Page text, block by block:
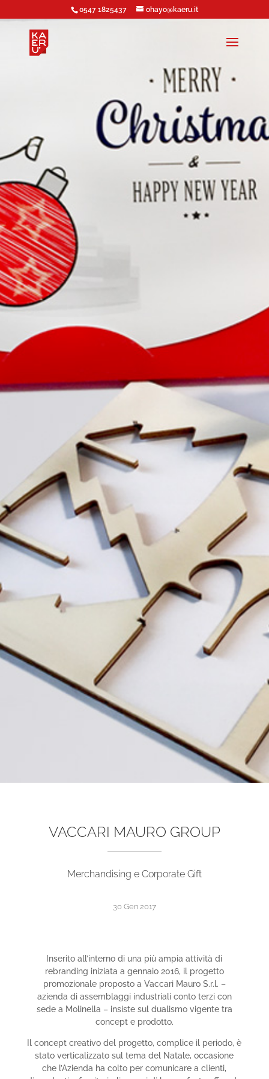
0547 1825437 ohayo@kaeru.it
VACCARI MAURO GROUP
Merchandising e Corporate Gift
30 Gen 2017
Inserito all’interno di una più ampia attività di
rebranding iniziata a gennaio 2016, il progetto
promozionale proposto a Vaccari Mauro S.r.l. –
azienda di assemblaggi industriali conto terzi con
sede a Molinella – insiste sul dualismo vigente tra
concept e prodotto.
Il concept creativo del progetto, complice il periodo, è
stato verticalizzato sul tema del Natale, occasione
che l’Azienda ha colto per comunicare a clienti,